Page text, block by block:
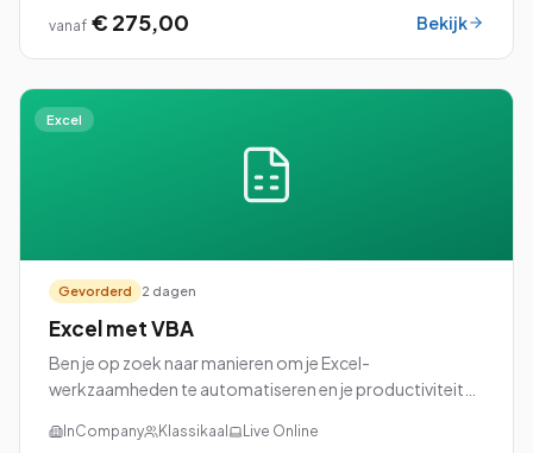
vanaf € 275,00 Bekijk
Excel
Gevorderd 2 dagen
Excel met VBA
Ben je op zoek naar manieren om je Excel-
werkzaamheden te automatiseren en je productiviteit
met VBA (Visual Basic for Applications) perfec...
InCompany Klassikaal Live Online